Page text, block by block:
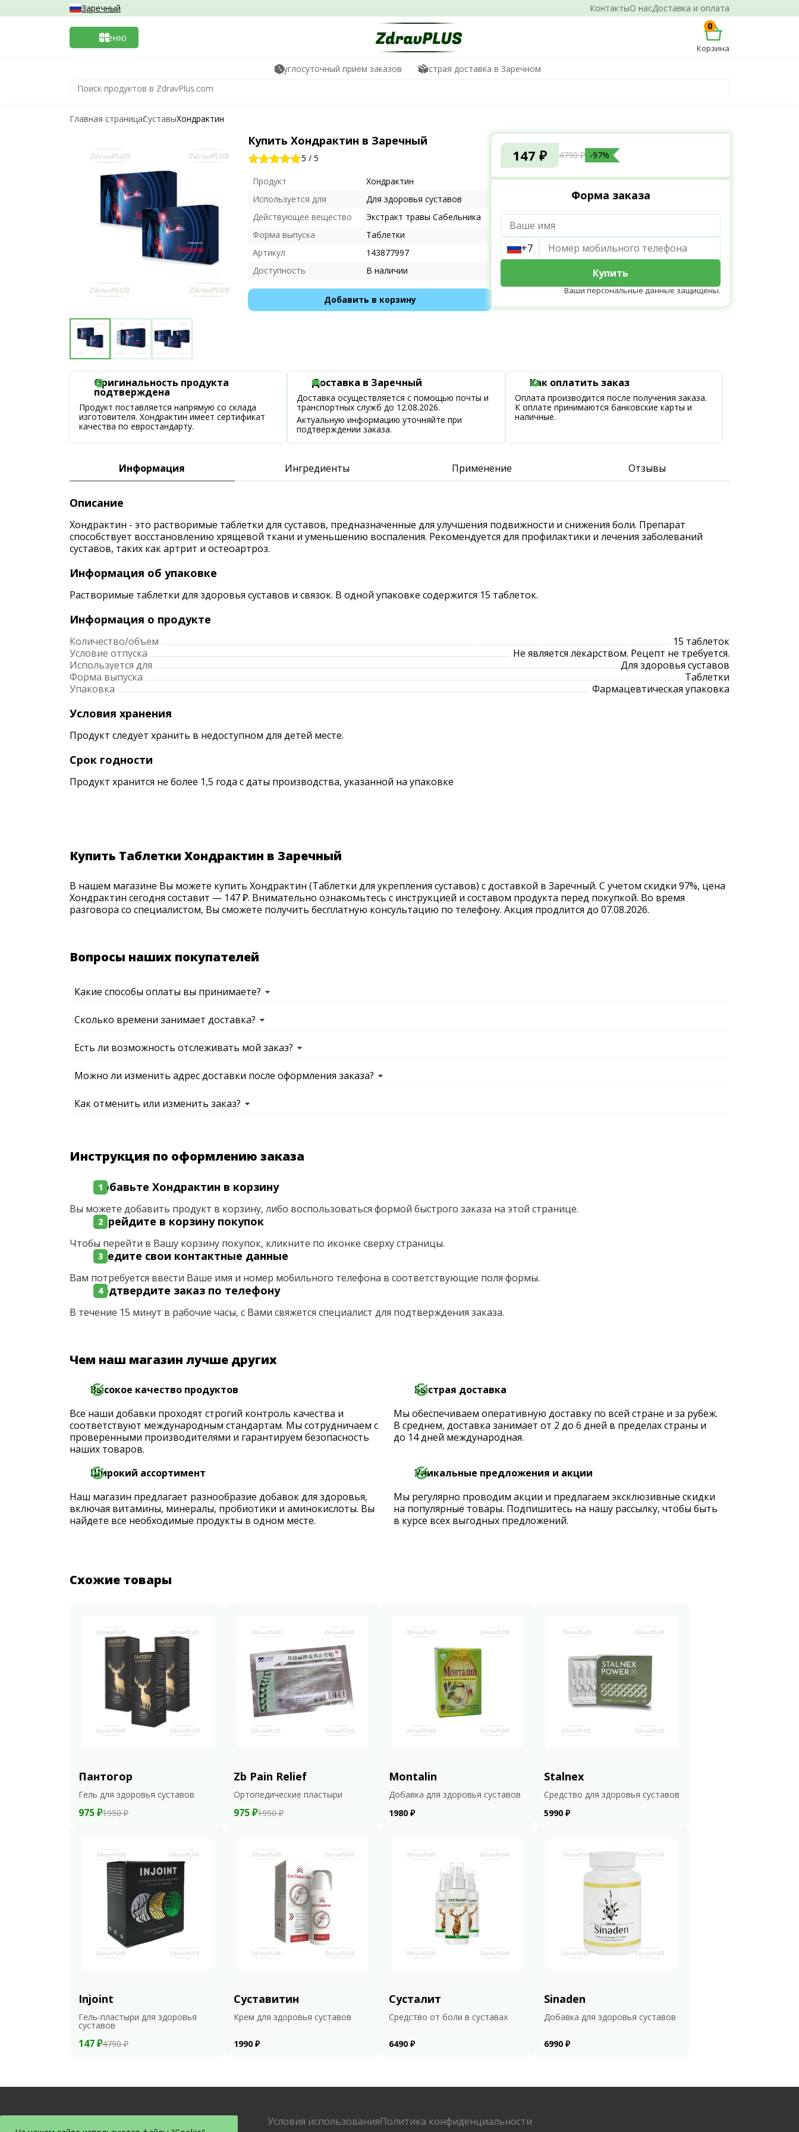
КонтактыО насДоставка и оплата
Заречный
Меню
0
Корзина
Круглосуточный прием заказов Быстрая доставка в Заречном
Главная страницаСуставыХондрактин
Купить Хондрактин в Заречный
5 / 5
Продукт
Хондрактин
Используется для
Для здоровья суставов
Действующее вещество
Экстракт травы Сабельника
Форма выпуска
Таблетки
Артикул
143877997
Доступность
В наличии
Добавить в корзину
147 ₽ 4790 ₽ -97%
Форма заказа
+7
Купить
Ваши персональные данные защищены.
Оригинальность продукта
подтверждена
Продукт поставляется напрямую со склада
изготовителя. Хондрактин имеет сертификат
качества по евростандарту.
Доставка в Заречный
Доставка осуществляется с помощью почты и
транспортных служб до 12.08.2026.
Актуальную информацию уточняйте при
подтверждении заказа.
Как оплатить заказ
Оплата производится после получения заказа.
К оплате принимаются банковские карты и
наличные.
Информация Ингредиенты Применение Отзывы
Описание
Хондрактин - это растворимые таблетки для суставов, предназначенные для улучшения подвижности и снижения боли. Препарат
способствует восстановлению хрящевой ткани и уменьшению воспаления. Рекомендуется для профилактики и лечения заболеваний
суставов, таких как артрит и остеоартроз.
Информация об упаковке
Растворимые таблетки для здоровья суставов и связок. В одной упаковке содержится 15 таблеток.
Информация о продукте
Количество/объем
15 таблеток
Условие отпуска
Не является лекарством. Рецепт не требуется.
Используется для
Для здоровья суставов
Форма выпуска
Таблетки
Упаковка
Фармацевтическая упаковка
Условия хранения
Продукт следует хранить в недоступном для детей месте.
Срок годности
Продукт хранится не более 1,5 года с даты производства, указанной на упаковке
Купить Таблетки Хондрактин в Заречный
В нашем магазине Вы можете купить Хондрактин (Таблетки для укрепления суставов) с доставкой в Заречный. С учетом скидки 97%, цена
Хондрактин сегодня составит — 147 ₽. Внимательно ознакомьтесь с инструкцией и составом продукта перед покупкой. Во время
разговора со специалистом, Вы сможете получить бесплатную консультацию по телефону. Акция продлится до 07.08.2026.
Вопросы наших покупателей
Какие способы оплаты вы принимаете?
Сколько времени занимает доставка?
Есть ли возможность отслеживать мой заказ?
Можно ли изменить адрес доставки после оформления заказа?
Как отменить или изменить заказ?
Инструкция по оформлению заказа
Добавьте Хондрактин в корзину
Вы можете добавить продукт в корзину, либо воспользоваться формой быстрого заказа на этой странице.
Перейдите в корзину покупок
Чтобы перейти в Вашу корзину покупок, кликните по иконке сверху страницы.
Введите свои контактные данные
Вам потребуется ввести Ваше имя и номер мобильного телефона в соответствующие поля формы.
Подтвердите заказ по телефону
В течение 15 минут в рабочие часы, с Вами свяжется специалист для подтверждения заказа.
Чем наш магазин лучше других
Высокое качество продуктов
Все наши добавки проходят строгий контроль качества и
соответствуют международным стандартам. Мы сотрудничаем с
проверенными производителями и гарантируем безопасность
наших товаров.
Быстрая доставка
Мы обеспечиваем оперативную доставку по всей стране и за рубеж.
В среднем, доставка занимает от 2 до 6 дней в пределах страны и
до 14 дней международная.
Широкий ассортимент
Наш магазин предлагает разнообразие добавок для здоровья,
включая витамины, минералы, пробиотики и аминокислоты. Вы
найдете все необходимые продукты в одном месте.
Уникальные предложения и акции
Мы регулярно проводим акции и предлагаем эксклюзивные скидки
на популярные товары. Подпишитесь на нашу рассылку, чтобы быть
в курсе всех выгодных предложений.
Схожие товары
Пантогор
Гель для здоровья суставов
975 ₽1950 ₽
Zb Pain Relief
Ортопедические пластыри
975 ₽1950 ₽
Montalin
Добавка для здоровья суставов
1980 ₽
Stalnex
Средство для здоровья суставов
5990 ₽
Injoint
Гель-пластыри для здоровья
суставов
147 ₽4790 ₽
Суставитин
Крем для здоровья суставов
1990 ₽
Сусталит
Средство от боли в суставах
6490 ₽
Sinaden
Добавка для здоровья суставов
6990 ₽
Условия использованияПолитика конфиденциальности